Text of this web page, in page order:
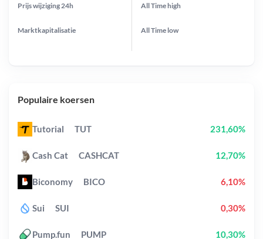
Prijs wijziging 24h
Marktkapitalisatie
All Timehigh
All Time low
Populaire koersen
Tutorial TUT 231,60%
Cash Cat CASHCAT 12,70%
Biconomy BICO 6,10%
Sui SUI 0,30%
Pump.fun PUMP 10,30%